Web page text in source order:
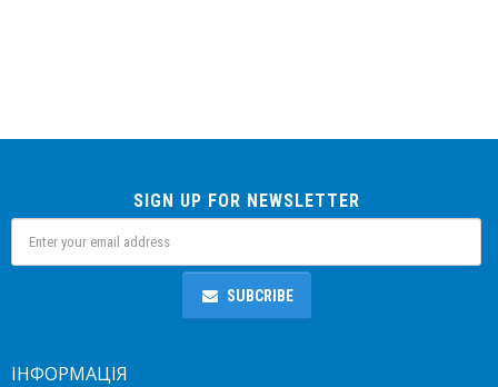
SIGN UP FOR NEWSLETTER
SUBCRIBE
ІНФОРМАЦІЯ